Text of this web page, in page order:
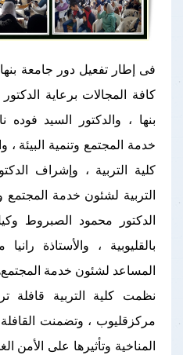
فى إطار تفعيل دور جامعة
كافة المجالات برعاية
بنها ، والدكتور السيد
خدمة المجتمع وتنمية البيئة
كلية التربية ، وإشراف
التربية لشئون خدمة المجتمع
الدكتور محمود الصبروط
بالقليوبية ، والأستاذة
المساعد لشئون خدمة المجتمع.
نظمت كلية التربية قافلة
مركزقليوب ، وتضمنت
المناخية وتأثيرها على الأمن